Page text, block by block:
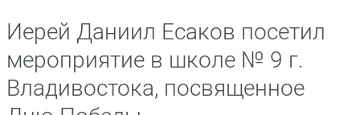
Иерей Даниил Есаков посетил
мероприятие в школе № 9 г.
Владивостока, посвященное